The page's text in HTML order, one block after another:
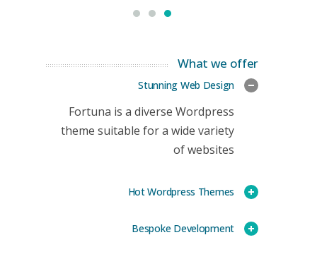
What we offer
Stunning Web Design
Fortuna is a diverse Wordpress
theme suitable for a wide variety
of websites
Hot Wordpress Themes
Bespoke Development